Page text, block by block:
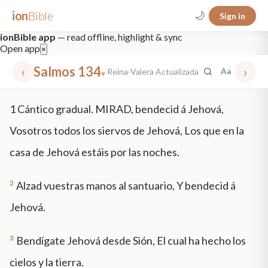
ionBible 🌙 Sign in
ionBible app — read offline, highlight & sync
Open app ×
‹ Salmos 134▾ Reina-Valera Actualizada Aa ›
mt 5 nt faith "peace that passeth"
1Cántico gradual. MIRAD, bendecid á Jehová,
Vosotros todos los siervos de Jehová, Los que en la
casa de Jehová estáis por las noches.
2 Alzad vuestras manos al santuario, Y bendecid á
Jehová.
3 Bendígate Jehová desde Sión, El cual ha hecho los
cielos y la tierra.